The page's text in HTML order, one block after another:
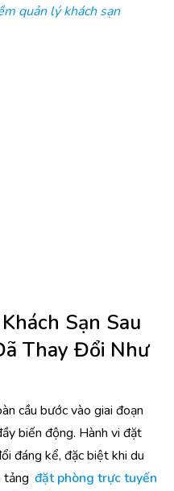
quản lý khách sạn
Sạn Sau
Thay Đổi Như
cầu bước vào giai đoạn
biến động. Hành vi đặt
đáng kể, đặc biệt khi du
tảng đặt phòng trực tuyến